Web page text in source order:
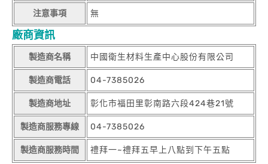
注意事項 無
廠商資訊
製造商名稱 中國衛生材料生產中心股份有限公司
製造商電話 04-7385026
製造商地址 彰化市福田里彰南路六段424巷21號
製造商服務專線 04-7385026
製造商服務時間 禮拜一~禮拜五早上八點到下午五點